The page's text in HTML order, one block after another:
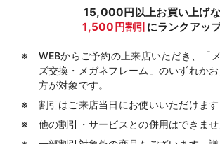
15,000円以上お買い上げ
1,500円割引 にランクアップ
WEBからご予約の上来店いただき、「
ズ交換・メガネフレーム」のいずれか
方が対象です。
割引はご来店当日にお使いいただけます
他の割引・サービスとの併用はできませ